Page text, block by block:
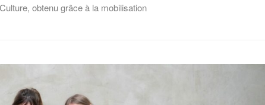
obtenu grâce à la mobilisation